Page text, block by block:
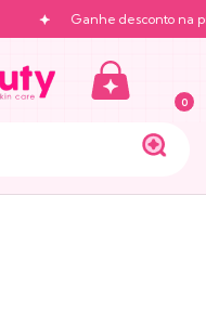
Ganhe desconto na
0